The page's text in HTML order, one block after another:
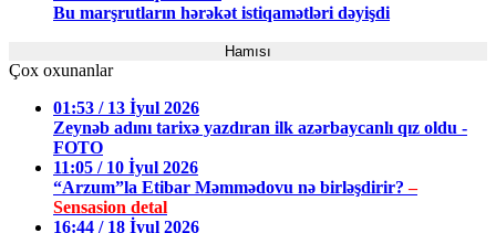
Bu marşrutların hərəkət istiqamətləri dəyişdi
Hamısı
Çox oxunanlar
01:53 / 13 İyul 2026
Zeynəb adını tarixə yazdıran ilk azərbaycanlı qız oldu -
FOTO
11:05 / 10 İyul 2026
“Arzum”la Etibar Məmmədovu nə birləşdirir?–
Sensasion detal
16:44 / 18 İyul 2026